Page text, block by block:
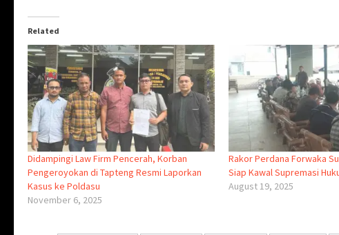
Related
Didampingi Law Firm Pencerah, Korban
Pengeroyokan di Tapteng Resmi Laporkan
Kasus ke Poldasu
November 6, 2025
Rakor Perdana Forwaka
Siap Kawal Supremasi
August 19, 2025